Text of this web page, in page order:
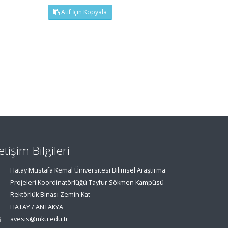
Atıf İçin Kopyala
Bilgileri
Hatay Mustafa Kemal Üniversitesi Bilimsel Araştırma
Projeleri Koordinatörlüğü Tayfur Sökmen Kampüsü
Rektörlük Binası Zemin Kat
HATAY / ANTAKYA
avesis@mku.edu.tr